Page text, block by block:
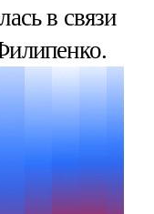
в связи